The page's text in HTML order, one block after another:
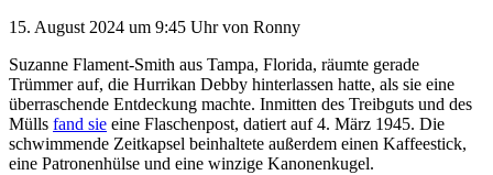
15. August 2024 um 9:45 Uhrvon Ronny
Suzanne Flament-Smith aus Tampa, Florida, räumte gerade
Trümmer auf, die Hurrikan Debby hinterlassen hatte, als sie eine
überraschende Entdeckung machte. Inmitten des Treibguts und des
Mülls fand sie eine Flaschenpost, datiert auf 4. März 1945. Die
schwimmende Zeitkapsel beinhaltete außerdem einen Kaffeestick,
eine Patronenhülse und eine winzige Kanonenkugel.